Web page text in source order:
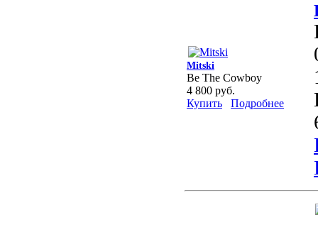
Mitski
Be The Cowboy
4 800 руб.
Купить
Подробнее